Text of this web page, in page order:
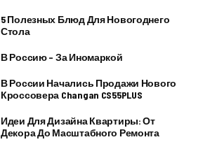
5 Полезных Блюд Для Новогоднего
Стола
В Россию – За Иномаркой
В России Начались Продажи Нового
Кроссовера Changan CS55PLUS
Идеи Для Дизайна Квартиры: От
Декора До Масштабного Ремонта